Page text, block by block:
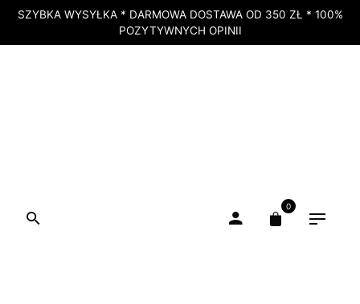
SZYBKA WYSYŁKA * DARMOWA DOSTAWA OD 350 ZŁ * 100%
POZYTYWNYCH OPINII
0